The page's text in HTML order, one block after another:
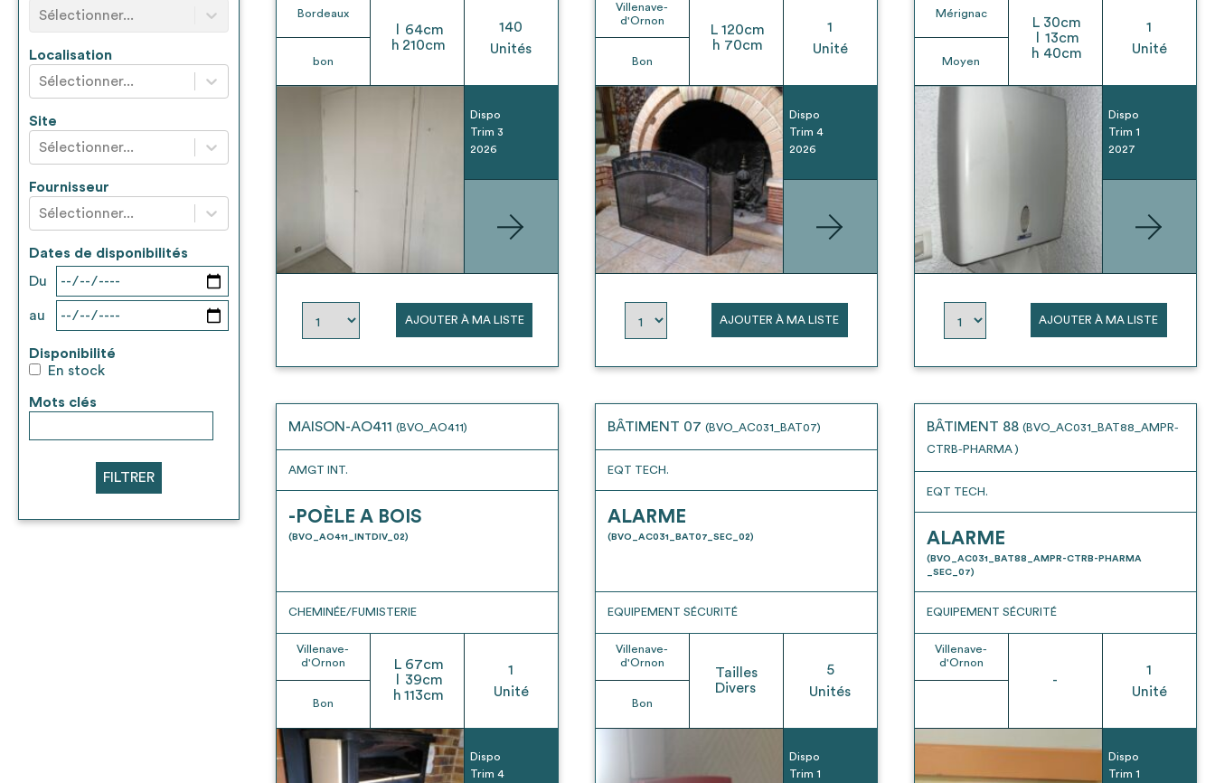
Sélectionner...
Localisation
Sélectionner...
Site
Sélectionner...
Fournisseur
Sélectionner...
Dates de disponibilités
Du
au
Disponibilité
En stock
Mots clés
FILTRER
Bordeaux
bon
64cm
h 210cm
140
Unités
Dispo
Trim 3
2026
AJOUTER À MA LISTE
Villenave-
d'Ornon
Bon
L 120cm
h 70cm
1
Unité
Dispo
Trim 4
2026
AJOUTER À MA LISTE
Mérignac
Moyen
L 30cm
13cm
h 40cm
1
Unité
Dispo
Trim 1
2027
AJOUTER À MA LISTE
MAISON-AO411 (BVO_AO411)
AMGT INT.
-POÈLE A BOIS
(BVO_AO411_INTDIV_02)
CHEMINÉE/FUMISTERIE
Villenave-
d'Ornon
Bon
L 67cm
39cm
h 113cm
1
Unité
Dispo
Trim 4
BÂTIMENT 07 (BVO_AC031_BAT07)
EQT TECH.
ALARME
(BVO_AC031_BAT07_SEC_02)
EQUIPEMENT SÉCURITÉ
Villenave-
d'Ornon
Bon
Tailles
Divers
5
Unités
Dispo
Trim 1
BÂTIMENT 88 (BVO_AC031_BAT88_AMPR-
CTRB-PHARMA )
EQT TECH.
ALARME
(BVO_AC031_BAT88_AMPR-CTRB-PHARMA
_SEC_07)
EQUIPEMENT SÉCURITÉ
Villenave-
d'Ornon
-
1
Unité
Dispo
Trim 1